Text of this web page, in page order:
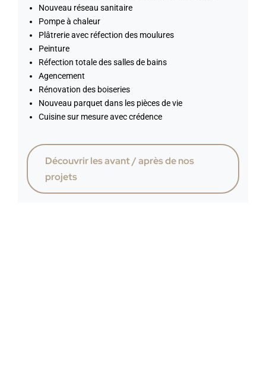
Nouveau réseau sanitaire
Pompe à chaleur
Plâtrerie avec réfection des moulures
Peinture
Réfection totale des salles de bains
Agencement
Rénovation des boiseries
Nouveau parquet dans les pièces de vie
Cuisine sur mesure avec crédence
Découvrir les avant / après de nos
projets